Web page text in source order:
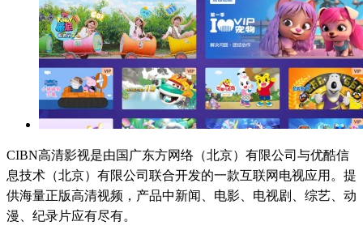
CIBN高清影视是由国广东方网络（北京）有限公司与优酷信
息技术（北京）有限公司联合开发的一款互联网电视应用。提
供海量正版高清视频，产品中新闻、电影、电视剧、综艺、动
漫、纪录片应有尽有。